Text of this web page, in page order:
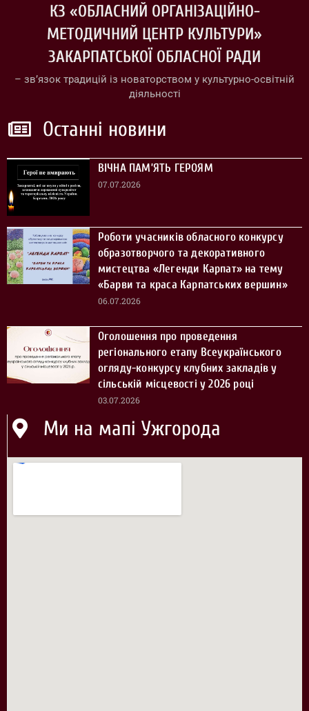
КЗ «ОБЛАСНИЙ ОРГАНІЗАЦІЙНО-
МЕТОДИЧНИЙ ЦЕНТР КУЛЬТУРИ»
ЗАКАРПАТСЬКОЇ ОБЛАСНОЇ РАДИ
– зв’язок традицій із новаторством у культурно-освітній
діяльності
Останні новини
ВІЧНА ПАМ’ЯТЬ ГЕРОЯМ
07.07.2026
Роботи учасників обласного конкурсу
образотворчого та декоративного
мистецтва «Легенди Карпат» на тему
«Барви та краса Карпатських вершин»
06.07.2026
Оголошення про проведення
регіонального етапу Всеукраїнського
огляду-конкурсу клубних закладів у
сільській місцевості у 2026 році
03.07.2026
Ми на мапі Ужгорода